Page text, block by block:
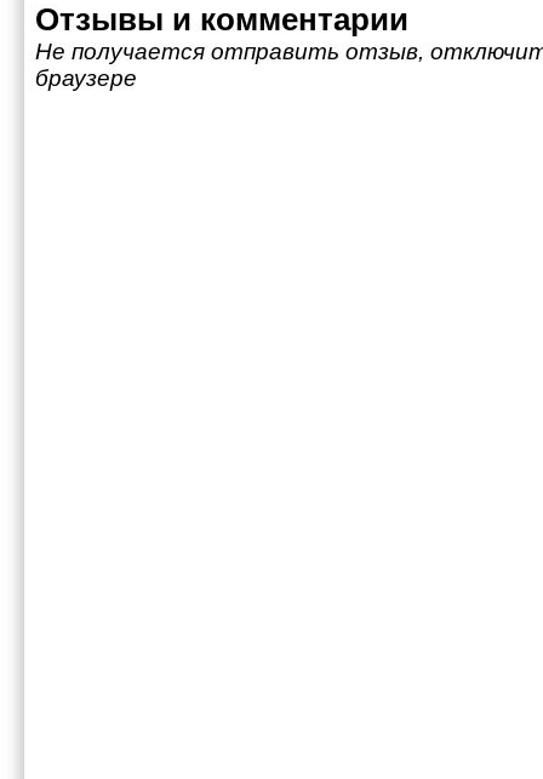
Отзывы и комментарии
Не получается отправить отзыв,
браузере